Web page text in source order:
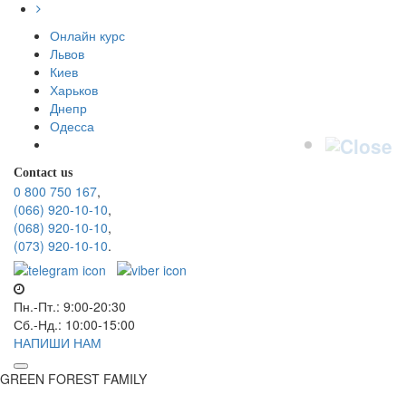
Онлайн курс
Львов
Киев
Харьков
Днепр
Одесса
Contact us
0 800 750 167,
(066) 920-10-10,
(068) 920-10-10,
(073) 920-10-10.
Пн.-Пт.: 9:00-20:30
Сб.-Нд.: 10:00-15:00
НАПИШИ НАМ
GREEN FOREST FAMILY